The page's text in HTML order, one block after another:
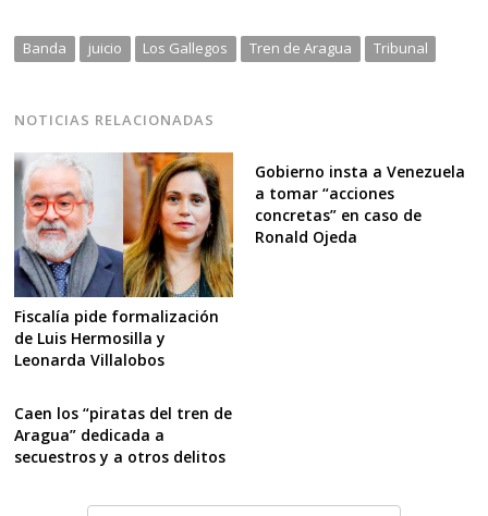
Banda juicio Los Gallegos Tren de Aragua Tribunal
NOTICIAS RELACIONADAS
Fiscalía pide formalización
de Luis Hermosilla y
Leonarda Villalobos
Gobierno insta a Venezuela
a tomar “acciones
concretas” en caso de
Ronald Ojeda
Caen los “piratas del tren de
Aragua” dedicada a
secuestros y a otros delitos